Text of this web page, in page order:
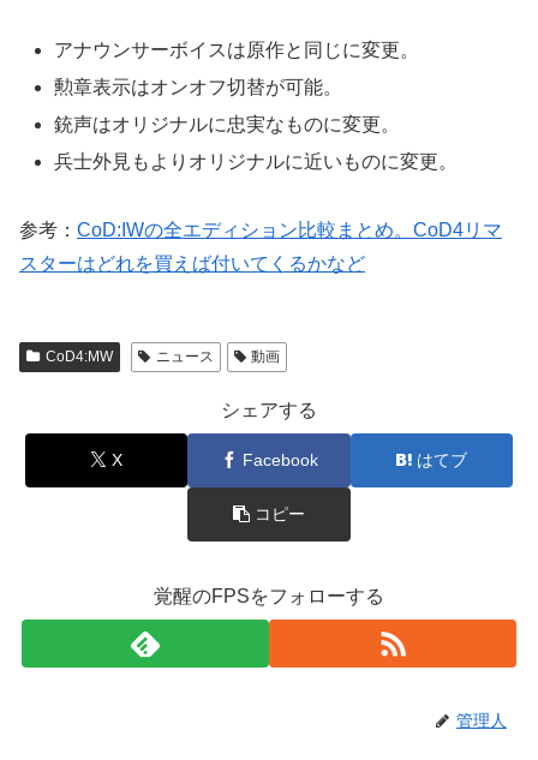
アナウンサーボイスは原作と同じに変更。
勲章表示はオンオフ切替が可能。
銃声はオリジナルに忠実なものに変更。
兵士外見もよりオリジナルに近いものに変更。
参考： CoD:IWの全エディション比較まとめ。CoD4リマ
スターはどれを買えば付いてくるかなど
CoD4:MW ニュース 動画
シェアする
X Facebook はてブ
コピー
覚醒のFPSをフォローする
管理人